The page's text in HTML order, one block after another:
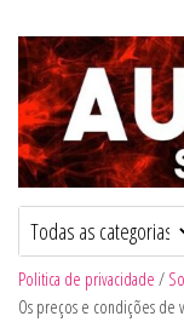
Audacia
Politica de privacidade /
Os preços e condições de